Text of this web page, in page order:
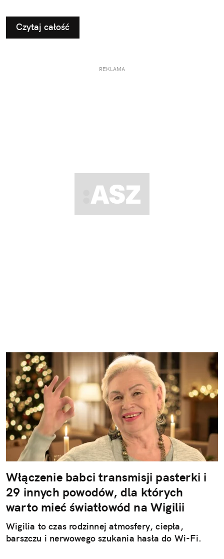
Czytaj całość
REKLAMA
Włączenie babci transmisji pasterki i
29 innych powodów, dla których
warto mieć światłowód na Wigilii
Wigilia to czas rodzinnej atmosfery, ciepła,
barszczu i nerwowego szukania hasła do Wi-Fi.